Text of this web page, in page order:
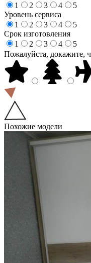
1
2 3 4
5
Уровень сервиса
1
2 3 4
5
Срок изготовления
1
2 3 4
5
Пожалуйста, докажите,
Похожие модели